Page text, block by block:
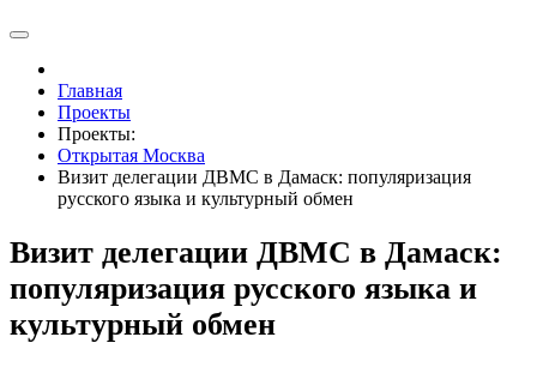
Главная
Проекты
Проекты:
Открытая Москва
Визит делегации ДВМС в Дамаск: популяризация
русского языка и культурный обмен
Визит делегации ДВМС в Дамаск:
популяризация русского языка и
культурный обмен